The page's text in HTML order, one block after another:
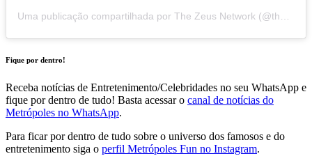
Fique por dentro!
Receba notícias de Entretenimento/Celebridades no seu WhatsApp e
fique por dentro de tudo! Basta acessar o canal de notícias do
Metrópoles no WhatsApp.
Para ficar por dentro de tudo sobre o universo dos famosos e do
entretenimento siga o perfil Metrópoles Fun no Instagram.